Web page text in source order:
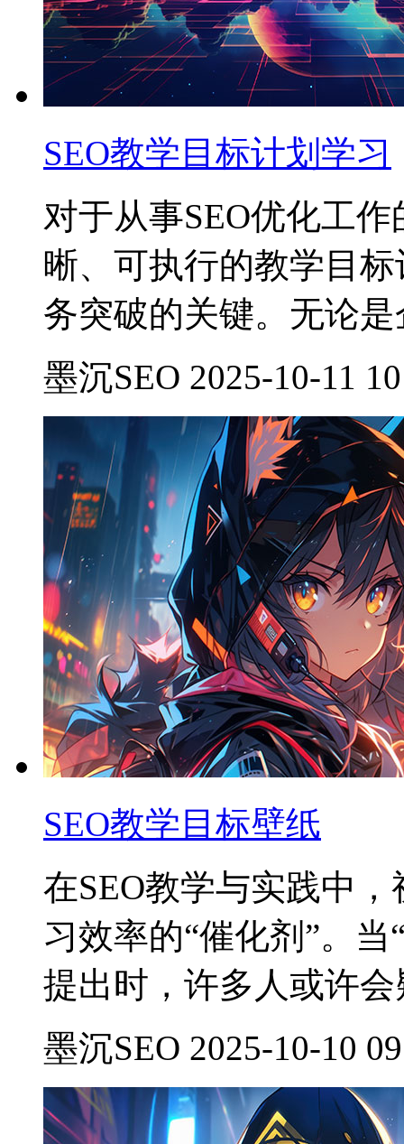
SEO教学目标计划学习
对于从事SEO优化工
晰、可执行的教学目
务突破的关键。无论
墨沉SEO 2025-10-11
SEO教学目标壁纸
在SEO教学与实践中
习效率的“催化剂”。
提出时，许多人或许
墨沉SEO 2025-10-10